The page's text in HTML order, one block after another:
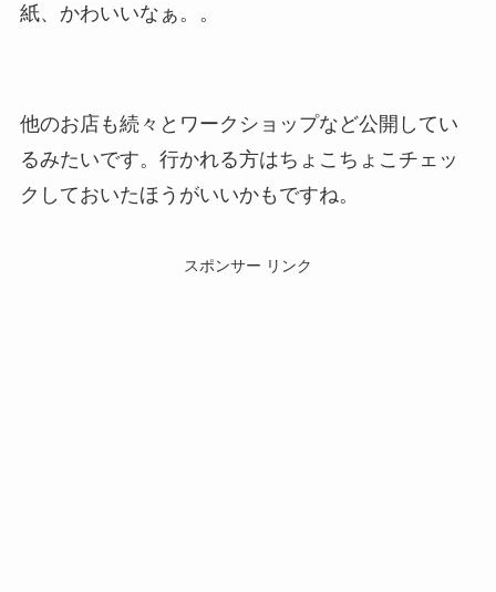
紙、かわいいなぁ。。
他のお店も続々とワークショップなど公開してい
るみたいです。行かれる方はちょこちょこチェッ
クしておいたほうがいいかもですね。
スポンサー リンク